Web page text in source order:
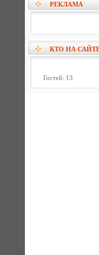
РЕКЛАМА
КТО НА
Гостей: 13